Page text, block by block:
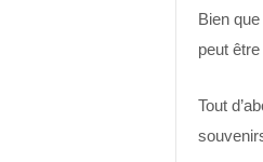
Bien
peut
Tout